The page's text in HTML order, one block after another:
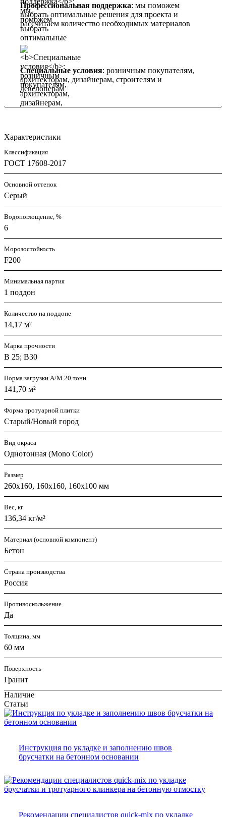
Профессиональная поддержка: мы поможем
выбрать оптимальные решения для проекта и
рассчитаем количество необходимых материалов
Специальные условия: розничным покупателям,
архитекторам, дизайнерам, строителям и
девелоперам
Характеристики
Классификация
ГОСТ 17608-2017
Основной оттенок
Серый
Водопоглощение, %
6
Морозостойкость
F200
Минимальная партия
1 поддон
Количество на поддоне
14,17 м²
Марка прочности
В 25; В30
Норма загрузки А/М 20 тонн
141,70 м²
Форма тротуарной плитки
Старый/Новый город
Вид окраса
Однотонная (Mono Color)
Размер
260х160, 160х160, 160х100 мм
Вес, кг
136,34 кг/м²
Материал (основной компонент)
Бетон
Страна производства
Россия
Противоскольжение
Да
Толщина, мм
60 мм
Поверхность
Гранит
Наличие
Статьи
Инструкция по укладке и заполнению швов
брусчатки на бетонном основании
Рекомендации специалистов quick-mix по укладке